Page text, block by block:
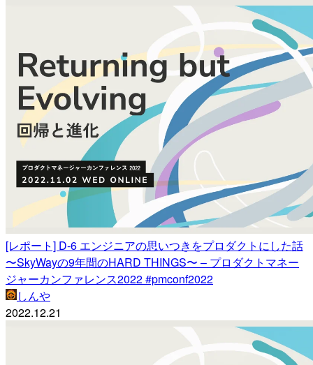
[レポート] D-6 エンジニアの思いつきをプロダクトにした話
〜SkyWayの9年間のHARD THINGS〜 – プロダクトマネー
ジャーカンファレンス2022 #pmconf2022
しんや
2022.12.21